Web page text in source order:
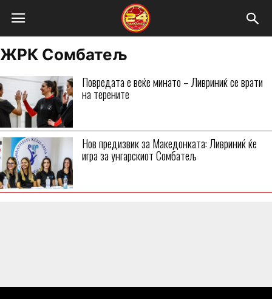
ЖРК Сомбатељ
Повредата е веќе минато – Ливриниќ се врати
на терените
Нов предизвик за Македонката: Ливриниќ ќе
игра за унгарскиот Сомбатељ